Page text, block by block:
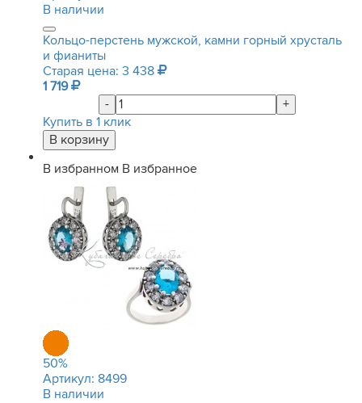
В наличии
Кольцо-перстень мужской, камни горный хрусталь
и фианиты
Старая цена: 3 438
1 719
-
+
Купить в 1 клик
В избранном В избранное
50%
Артикул: 8499
В наличии